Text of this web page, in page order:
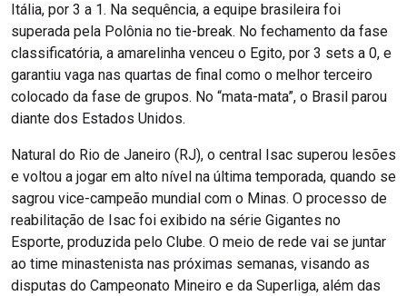
Itália, por 3 a 1. Na sequência, a equipe brasileira foi
superada pela Polônia no tie-break. No fechamento da fase
classificatória, a amarelinha venceu o Egito, por 3 sets a 0, e
garantiu vaga nas quartas de final como o melhor terceiro
colocado da fase de grupos. No “mata-mata”, o Brasil parou
diante dos Estados Unidos.
Natural do Rio de Janeiro (RJ), o central Isac superou lesões
e voltou a jogar em alto nível na última temporada, quando se
sagrou vice-campeão mundial com o Minas. O processo de
reabilitação de Isac foi exibido na série Gigantes no
Esporte, produzida pelo Clube. O meio de rede vai se juntar
ao time minastenista nas próximas semanas, visando as
disputas do Campeonato Mineiro e da Superliga, além das